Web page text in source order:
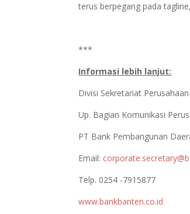
terus berpegang pada
***
Informasi lebih lanjut:
Divisi Sekretariat
Up. Bagian Komunikasi
PT Bank Pembangunan
Email:
Telp. 0254 -7915877
www.bankbanten.co.id